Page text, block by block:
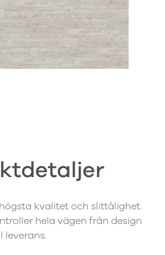
kvalitet och slittålighet.
hela vägen från design
leverans.